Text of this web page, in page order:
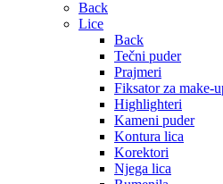
Back
Lice
Back
Tečni puder
Prajmeri
Fiksator za make-
Highlighteri
Kameni puder
Kontura lica
Korektori
Njega lica